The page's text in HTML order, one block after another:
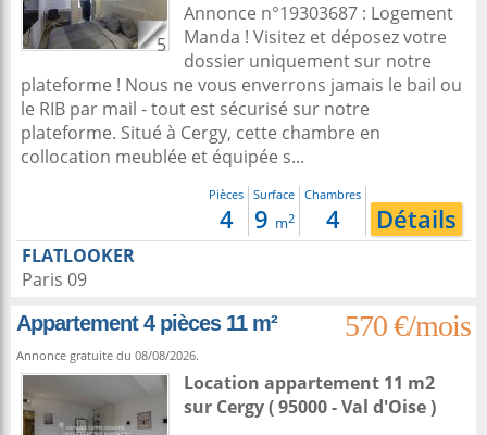
5
Annonce n°19303687 : Logement
Manda ! Visitez et déposez votre
dossier uniquement sur notre
plateforme ! Nous ne vous enverrons jamais le bail ou
le RIB par mail - tout est sécurisé sur notre
plateforme. Situé à Cergy, cette chambre en
collocation meublée et équipée s...
Pièces
4
Surface
9 m2
Chambres
4 Détails
FLATLOOKER
Paris 09
Appartement 4 pièces 11 m²
570 €/mois
Annonce gratuite du 08/08/2026.
Location appartement 11 m2
sur Cergy( 95000 - Val d'Oise )